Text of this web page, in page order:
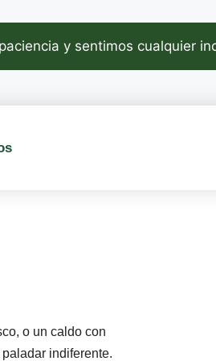
y sentimos cualquier
o un caldo con
indiferente.